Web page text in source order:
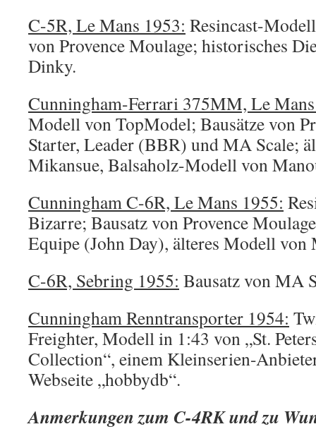
C-5R, Le Mans 1953: Resincast-
von Provence Moulage; historisches
Dinky.
Cunningham-Ferrari 375MM, Le
Modell von TopModel; Bausätze von
Starter, Leader (BBR) und MA Scale;
Mikansue, Balsaholz-Modell von
Cunningham C-6R, Le Mans 1955:
Bizarre; Bausatz von Provence
Equipe (John Day), älteres Modell von
C-6R, Sebring 1955: Bausatz von MA
Cunningham Renntransporter 1954:
Freighter, Modell in 1:43 von „St.
Collection“, einem Kleinserien-
Webseite „hobbydb“.
Anmerkungen zum C-4RK und zu